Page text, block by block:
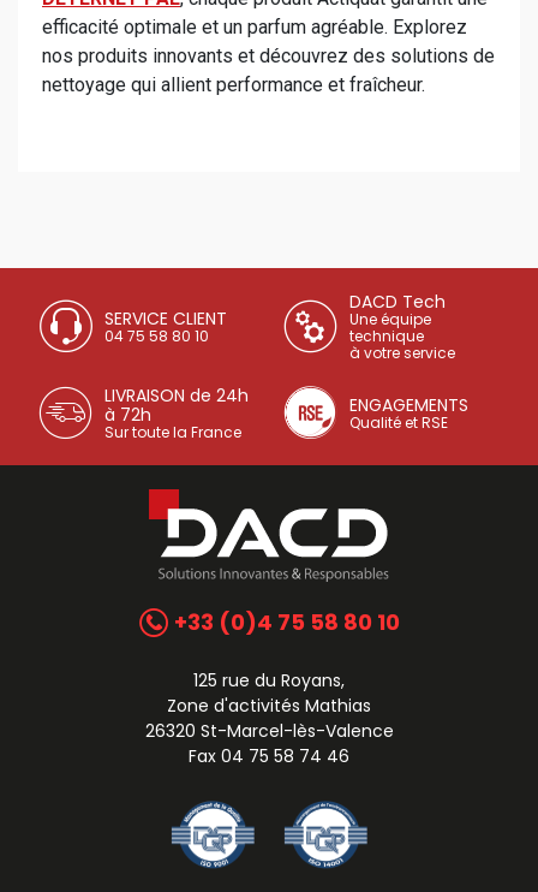
efficacité optimale et un parfum agréable. Explorez
nos produits innovants et découvrez des solutions de
nettoyage qui allient performance et fraîcheur.
SERVICE CLIENT
04 75 58 80 10
DACD Tech
Une équipe
technique
à votre service
LIVRAISON de 24h
à 72h
Sur toute la France
ENGAGEMENTS
Qualité et RSE
+33 (0)4 75 58 80 10
125 rue du Royans,
Zone d'activités Mathias
26320 St-Marcel-lès-Valence
Fax 04 75 58 74 46